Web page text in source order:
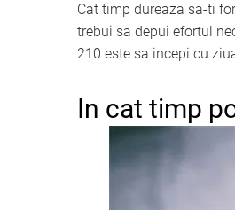
Cat timp dureaza sa-ti
trebui sa depui efortul
210 este sa incepi cu
In cat timp